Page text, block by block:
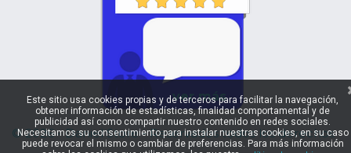
ver más
© 2026 - Daniel Store - Reservados todos los derechos
Este sitio usa cookies propias y de terceros para facilitar la navegación,
obtener información de estadísticas, finalidad comportamental y de
publicidad así como compartir nuestro contenido en redes sociales.
Necesitamos su consentimiento para instalar nuestras cookies, en su caso
puede revocar el mismo o cambiar de preferencias. Para más información